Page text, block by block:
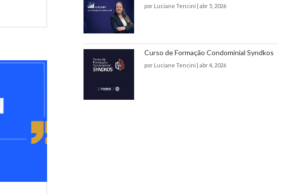
por Luciane Tencini | abr 5, 2026
Curso de Formação Condominial Syndkos
por Luciane Tencini | abr 4, 2026